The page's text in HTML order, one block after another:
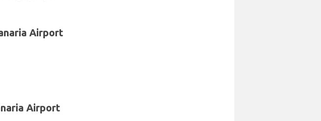
Airport
Airport